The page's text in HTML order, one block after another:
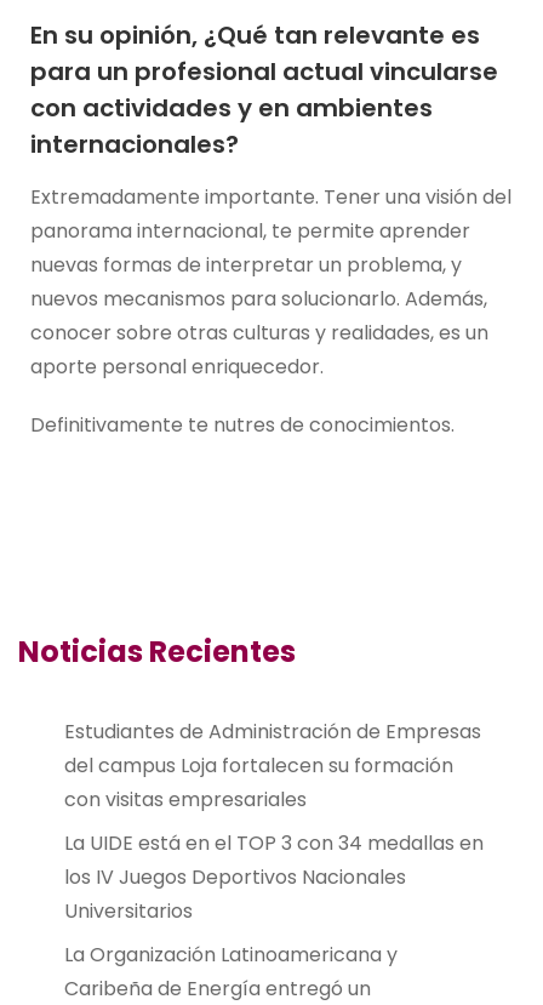
En su opinión, ¿Qué tan relevante es
para un profesional actual vincularse
con actividades y en ambientes
internacionales?
Extremadamente importante. Tener una visión del
panorama internacional, te permite aprender
nuevas formas de interpretar un problema, y
nuevos mecanismos para solucionarlo. Además,
conocer sobre otras culturas y realidades, es un
aporte personal enriquecedor.
Definitivamente te nutres de conocimientos.
Noticias Recientes
Estudiantes de Administración de Empresas
del campus Loja fortalecen su formación
con visitas empresariales
La UIDE está en el TOP 3 con 34 medallas en
los IV Juegos Deportivos Nacionales
Universitarios
La Organización Latinoamericana y
Caribeña de Energía entregó un